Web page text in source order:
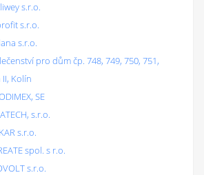
s.r.o.
s.r.o.
s.r.o.
pro dům čp. 748, 749, 750, 751,
Kolín
SE
s.r.o.
s.r.o.
spol. s r.o.
s.r.o.